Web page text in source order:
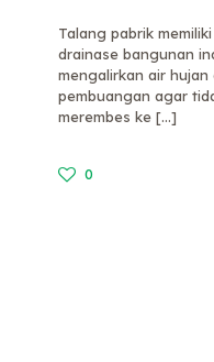
Talang pabrik
drainase bangunan
mengalirkan air
pembuangan agar
merembes ke […]
0